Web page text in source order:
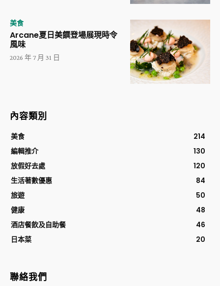
美食
Arcane夏日美饌登場展現時令
風味
2026 年 7 月 31 日
內容類別
美食
214
編輯推介
130
放假好去處
120
生活著數優惠
84
旅遊
50
健康
48
酒店餐飲及自助餐
46
日本菜
20
聯絡我們